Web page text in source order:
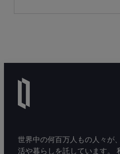
Electronic Health
世界中の何百万人もの人々が
活や暮らしを託しています。